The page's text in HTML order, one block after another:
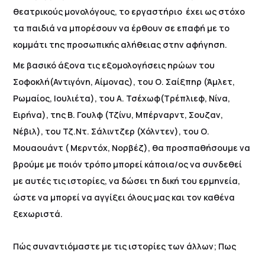
θεατρικούς μονολόγους, το εργαστήριο έχει ως στόχο
τα παιδιά να μπορέσουν να έρθουν σε επαφή με το
κομμάτι της προσωπικής αλήθειας στην αφήγηση.
Με βασικό άξονα τις εξομολογήσεις ηρώων του
Σοφοκλή(Αντιγόνη, Αίμονας), του Ο. Σαίξπηρ (Άμλετ,
Ρωμαίος, Ιουλιέτα), του Α. Τσέχωφ(Τρέπλιεφ, Νίνα,
Ειρήνα), της Β. Γουλφ (Τζίνυ, Μπέρναρντ, Σουζαν,
Νέβιλ), του Τζ.Ντ. Σάλιντζερ (Χόλντεν), του Ο.
Μουαουάντ ( Μερντόχ, Νορβέζ), θα προσπαθήσουμε να
βρούμε με ποιόν τρόπο μπορεί κάποια/ος να συνδεθεί
με αυτές τις ιστορίες, να δώσει τη δική του ερμηνεία,
ώστε να μπορεί να αγγίξει όλους μας και τον καθένα
ξεχωριστά.
Πώς συναντιόμαστε με τις ιστορίες των άλλων; Πως